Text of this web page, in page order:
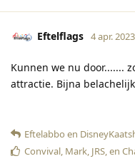
Eftelflags 4 apr. 2023
Kunnen we nu door.......
attractie. Bijna
Eftelabbo en
Convival, Mark, JRS, en